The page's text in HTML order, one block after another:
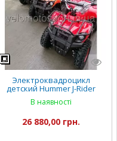
Электроквадроцикл
детский Hummer J-Rider
В наявності
26 880,00 грн.